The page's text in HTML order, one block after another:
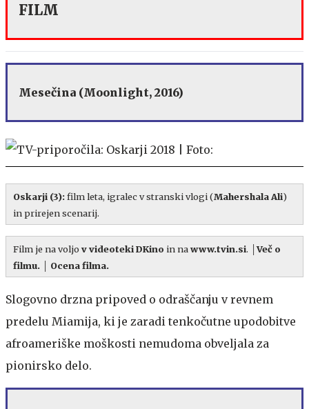
FILM
Mesečina (Moonlight, 2016)
Oskarji (3):film leta, igralec v stranski vlogi (Mahershala Ali)
in prirejen scenarij.
Film je na voljo v videoteki DKino in nawww.tvin.si. │Več o
filmu.
Ocena filma.
Slogovno drzna pripoved o odraščanju v revnem
predelu Miamija, ki je zaradi tenkočutne upodobitve
afroameriške moškosti nemudoma obveljala za
pionirsko delo.